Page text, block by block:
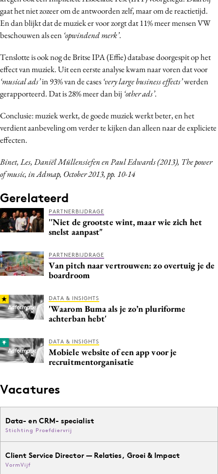
gaat het niet zozeer om de antwoorden zelf, maar om de reactietijd.
En dan blijkt dat de muziek er voor zorgt dat 11% meer mensen VW
beschouwen als een ‘opwindend merk’.
Tenslotte is ook nog de Britse IPA (Effie) database doorgespit op het
effect van muziek. Uit een eerste analyse kwam naar voren dat voor
‘musical ads’in 93% van de cases ‘very large business effects’werden
gerapporteerd. Dat is 28% meer dan bij ‘other ads’.
Conclusie: muziek werkt, de goede muziek werkt beter, en het
verdient aanbeveling om verder te kijken dan alleen naar de expliciete
effecten.
Binet, Les, Daniël Müllensiefen en Paul Edwards (2013), The power
of music, in Admap, October 2013, pp. 10-14
Gerelateerd
PARTNERBIJDRAGE
''Niet de grootste wint, maar wie zich het
snelst aanpast"
PARTNERBIJDRAGE
Van pitch naar vertrouwen: zo overtuig je de
boardroom
DATA & INSIGHTS
'Waarom Buma als je zo’n pluriforme
achterban hebt'
DATA & INSIGHTS
Mobiele website of een app voor je
recruitmentorganisatie
Vacatures
Data- en CRM- specialist
Stichting Proefdiervrij
Client Service Director — Relaties, Groei & Impact
VormVijf